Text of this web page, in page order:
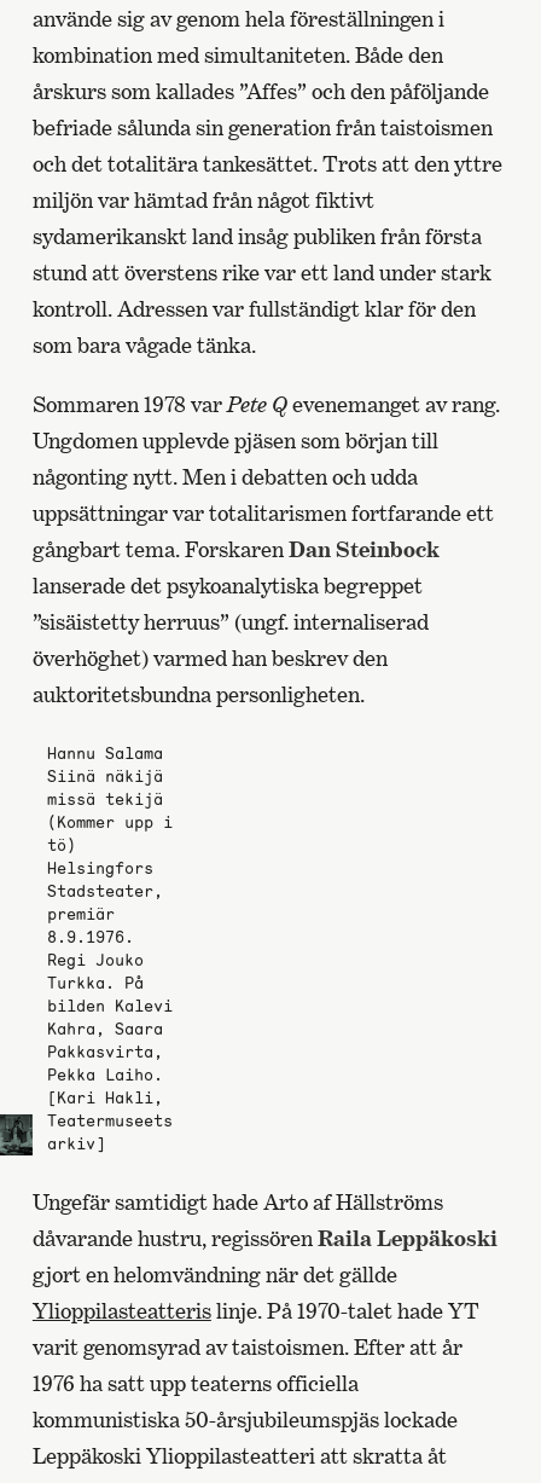
använde sig av genom hela föreställningen i
kombination med simultaniteten. Både den
årskurs som kallades ”Affes” och den påföljande
befriade sålunda sin generation från taistoismen
och det totalitära tankesättet. Trots att den yttre
miljön var hämtad från något fiktivt
sydamerikanskt land insåg publiken från första
stund att överstens rike var ett land under stark
kontroll. Adressen var fullständigt klar för den
som bara vågade tänka.
Sommaren 1978 varPete Qevenemanget av rang.
Ungdomen upplevde pjäsen som början till
någonting nytt. Men i debatten och udda
uppsättningar var totalitarismen fortfarande ett
gångbart tema. ForskarenDan Steinbock
lanserade det psykoanalytiska begreppet
”sisäistetty herruus” (ungf. internaliserad
överhöghet) varmed han beskrev den
auktoritetsbundna personligheten.
Hannu Salama
Siinä näkijä
missä tekijä
(Kommer upp i
tö)
Helsingfors
Stadsteater,
premiär
8.9.1976.
Regi Jouko
Turkka. På
bilden Kalevi
Kahra, Saara
Pakkasvirta,
Pekka Laiho.
[Kari Hakli,
Teatermuseets
arkiv]
Ungefär samtidigt hade Arto af Hällströms
dåvarande hustru, regissörenRaila Leppäkoski
gjort en helomvändning när det gällde
Ylioppilasteatterislinje. På 1970-talet hade YT
varit genomsyrad av taistoismen. Efter att år
1976 ha satt upp teaterns officiella
kommunistiska 50-årsjubileumspjäs lockade
Leppäkoski Ylioppilasteatteri att skratta åt